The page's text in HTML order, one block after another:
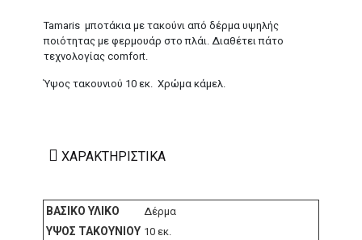
Tamaris μποτάκια με τακούνι από δέρμα υψηλής
ποιότητας με φερμουάρ στο πλάι. Διαθέτει πάτο
τεχνολογίας comfort.
Ύψος τακουνιού 10 εκ. Χρώμα κάμελ.
ΧΑΡΑΚΤΗΡΙΣΤΙΚΆ
ΒΑΣΙΚΌ ΥΛΙΚΌ Δέρμα
ΎΨΟΣ ΤΑΚΟΥΝΙΟΎ 10 εκ.